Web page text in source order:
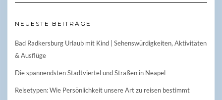
NEUESTE BEITRÄGE
Bad Radkersburg Urlaub mit Kind | Sehenswürdigkeiten, Aktivitäten
& Ausflüge
Die spannendsten Stadtviertel und Straßen in Neapel
Reisetypen: Wie Persönlichkeit unsere Art zu reisen bestimmt